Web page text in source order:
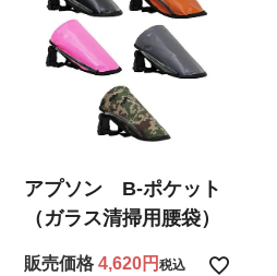
アプソン B-ポケット
（ガラス清掃用腰袋）
販売価格 4,620 税込